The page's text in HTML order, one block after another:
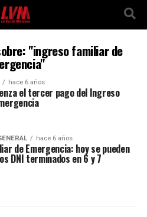
"ingreso familiar de
hace 6 años
el tercer pago del Ingreso
hace 6 años
de Emergencia: hoy se pueden
DNI terminados en 6 y 7